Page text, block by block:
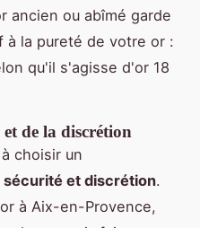
ancien ou abîmé garde
à la pureté de votre or :
qu'il s'agisse d'or 18
de la discrétion
choisir un
sécurité et discrétion.
à Aix-en-Provence,